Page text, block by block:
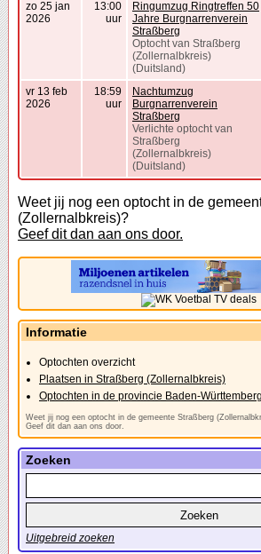
zo 25 jan
2026
13:00
uur
Ringumzug Ringtreffen 50
Jahre Burgnarrenverein
Straßberg
Optocht van Straßberg
(Zollernalbkreis)
(Duitsland)
vr 13 feb
2026
18:59
uur
Nachtumzug
Burgnarrenverein
Straßberg
Verlichte optocht van
Straßberg
(Zollernalbkreis)
(Duitsland)
Weet jij nog een optocht in de
(Zollernalbkreis)?
Geef dit dan aan ons door.
Informatie
Optochten overzicht
Plaatsen in Straßberg (Zollernalbkreis)
Optochten in de provincie Baden-Württemberg
Weet jij nog een optocht in de gemeente Straßberg
Geef dit dan aan ons door.
Zoeken
Uitgebreid zoeken